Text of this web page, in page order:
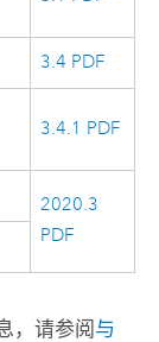
3.4 PDF
3.4.1 PDF
2020.3
PDF
，请参阅与